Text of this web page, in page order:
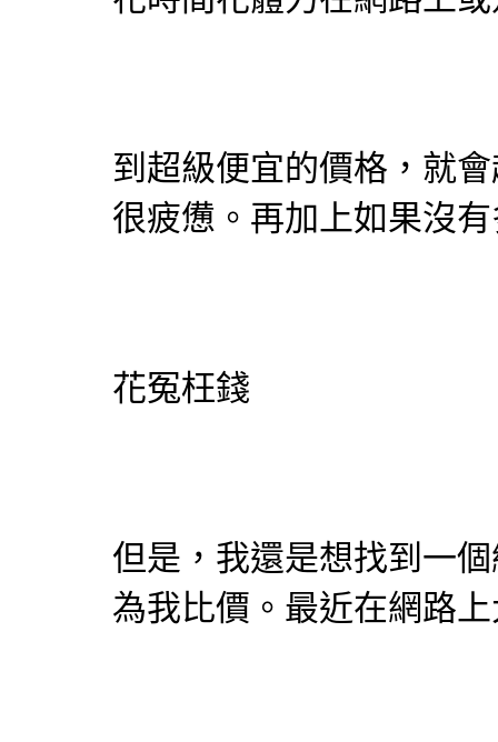
到超級便宜的價格，就
很疲憊。再加上如果沒
花冤枉錢
但是，我還是想找到一
為我比價。最近在網路